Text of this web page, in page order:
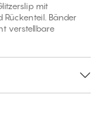
mit
Bänder
verstellbare